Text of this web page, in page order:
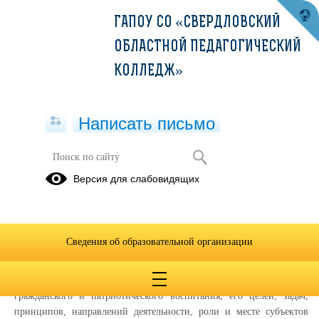
Областной центр патриотического
воспитания и допризывной
КОНКУРСЫ
Деятельность центра основывается на теоретических основах
гражданского и патриотического воспитания, его целей, задач,
принципов, направлений деятельности, роли и месте субъектов
ГАПОУ СО «СВЕРДЛОВСКИЙ
ОБЛАСТНОЙ ПЕДАГОГИЧЕСКИЙ
КОЛЛЕДЖ»
Написать письмо
Версия для слабовидящих
Сведения об образовательной организации